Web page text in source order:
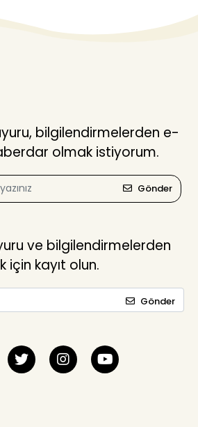
bilgilendirmelerden e-
olmak istiyorum.
Gönder
ve bilgilendirmelerden
kayıt olun.
Gönder